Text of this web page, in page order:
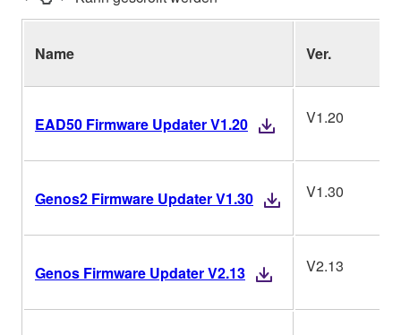
Name Ver.
EAD50 Firmware Updater V1.20 V1.20
Genos2 Firmware Updater V1.30 V1.30
Genos Firmware Updater V2.13 V2.13